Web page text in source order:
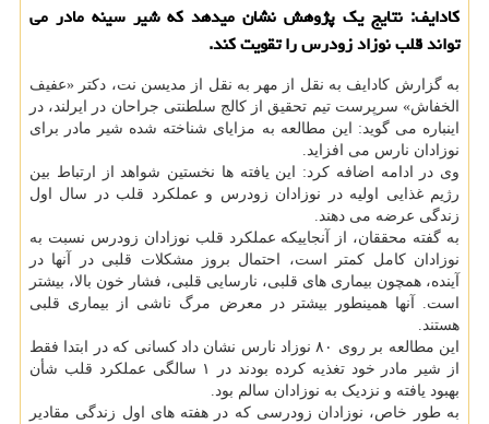
کادایف: نتایج یک پژوهش نشان میدهد که شیر سینه مادر می
تواند قلب نوزاد زودرس را تقویت کند.
به گزارش کادایف به نقل از مهر به نقل از مدیسن نت، دکتر «عفیف
الخفاش» سرپرست تیم تحقیق از کالج سلطنتی جراحان در ایرلند، در
اینباره می گوید: این مطالعه به مزایای شناخته شده شیر مادر برای
نوزادان نارس می افزاید.
وی در ادامه اضافه کرد: این یافته ها نخستین شواهد از ارتباط بین
رژیم غذایی اولیه در نوزادان زودرس و عملکرد قلب در سال اول
زندگی عرضه می دهند.
به گفته محققان، از آنجاییکه عملکرد قلب نوزادان زودرس نسبت به
نوزادان کامل کمتر است، احتمال بروز مشکلات قلبی در آنها در
آینده، همچون بیماری های قلبی، نارسایی قلبی، فشار خون بالا، بیشتر
است. آنها همینطور بیشتر در معرض مرگ ناشی از بیماری قلبی
هستند.
این مطالعه بر روی ۸۰ نوزاد نارس نشان داد کسانی که در ابتدا فقط
از شیر مادر خود تغذیه کرده بودند در ۱ سالگی عملکرد قلب شأن
بهبود یافته و نزدیک به نوزادان سالم بود.
به طور خاص، نوزادان زودرسی که در هفته های اول زندگی مقادیر